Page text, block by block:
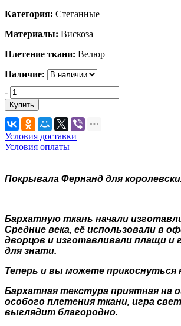
Категория: Стеганные
Материалы: Вискоза
Плетение ткани: Велюр
Наличие:
-
+
Купить
Условия доставки
Условия оплаты
Покрывала Фернанд для
Бархатную ткань начали
Средние века, её использовали в
дворцов и изготавливали плащи и
для знати.
Теперь и вы можете прикоснуться
Бархатная текстура приятная на
особого плетения ткани, игра
выглядит благородно.